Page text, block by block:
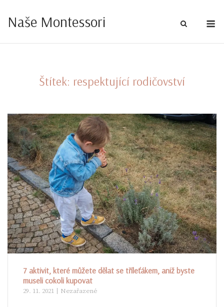
content
Naše Montessori
Štítek: respektující rodičovství
7 aktivit, které můžete dělat se tříleťákem, aniž byste
museli cokoli kupovat
29. 11. 2021 Nezařazené